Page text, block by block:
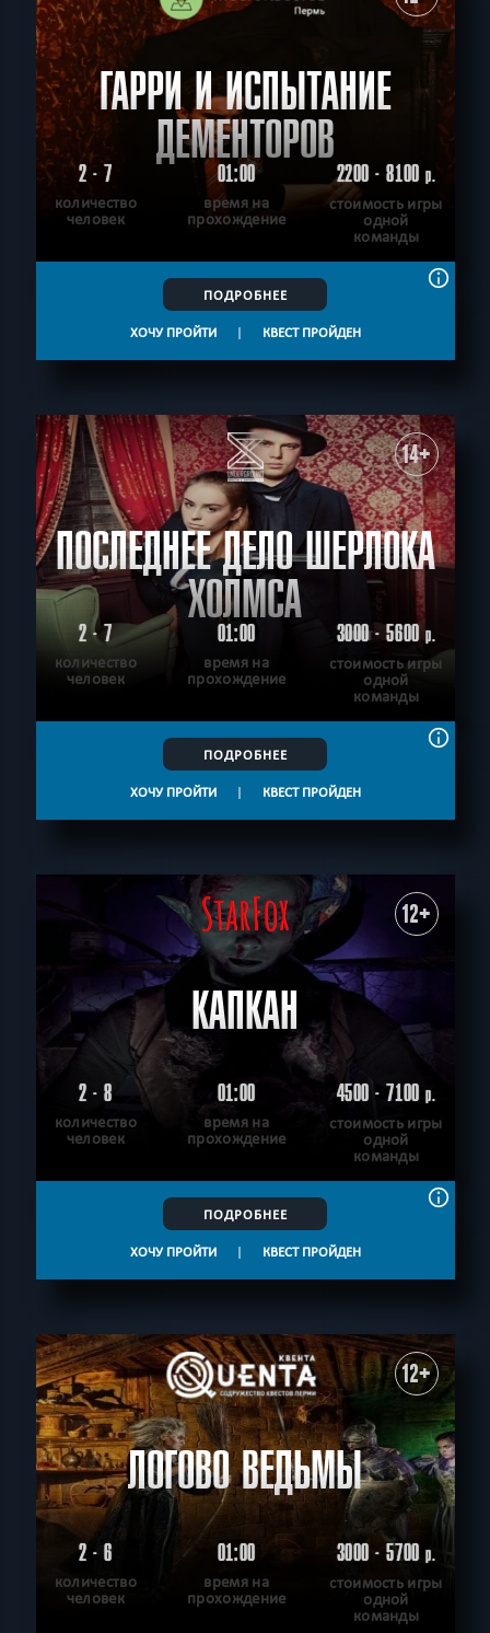
ГАРРИ И ИСПЫТАНИЕ
ДЕМЕНТОРОВ
2 - 7
количество
человек
01:00
время на
прохождение
2200 - 8100р.
стоимость игры
одной
команды
ПОДРОБНЕЕ
ХОЧУ ПРОЙТИ | КВЕСТ ПРОЙДЕН
14+
ПОСЛЕДНЕЕ ДЕЛО ШЕРЛОКА
ХОЛМСА
2 - 7
количество
человек
01:00
время на
прохождение
3000 - 5600р.
стоимость игры
одной
команды
ПОДРОБНЕЕ
ХОЧУ ПРОЙТИ | КВЕСТ ПРОЙДЕН
12+
КАПКАН
2 - 8
количество
человек
01:00
время на
прохождение
4500 - 7100р.
стоимость игры
одной
команды
ПОДРОБНЕЕ
ХОЧУ ПРОЙТИ | КВЕСТ ПРОЙДЕН
12+
ЛОГОВО ВЕДЬМЫ
2 - 6
количество
человек
01:00
время на
прохождение
3000 - 5700р.
стоимость игры
одной
команды